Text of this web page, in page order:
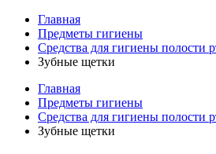
Главная
Предметы гигиены
Средства для гигиены полости
Зубные щетки
Главная
Предметы гигиены
Средства для гигиены полости
Зубные щетки